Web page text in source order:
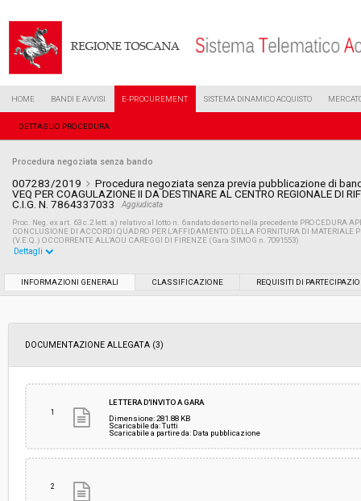
HOME BANDI E AVVISI E-PROCUREMENT SISTEMA DINAMICO ACQUISTO
DETTAGLIO PROCEDURA
Procedura negoziata senza bando
007283/2019
Procedura negoziata senza previa pubblicazione di
VEQ PER COAGULAZIONE II DA DESTINARE AL CENTRO REGIONALE DI
C.I.G. N. 7864337033
Aggiudicata
Proc. Neg. ex art. 63 c.2 lett. a) relativo al lotto n. 6 andato deserto nella precedente PROCEDURA
CONCLUSIONE DI ACCORDI QUADRO PER L’AFFIDAMENTO DELLA FORNITURA DI MATERIALE
(V.E.Q.) OCCORRENTE ALL’AOU CAREGGI DI FIRENZE (Gara SIMOG n. 7091553)
Data pubblicazione:
Svolgimento:
Responsabile attuale:
ESTAR - ENTE DI SUPPORTO TECNICO
Dettagli
INFORMAZIONI GENERALI CLASSIFICAZIONE REQUISITI DI
DOCUMENTAZIONE ALLEGATA (3)
1
LETTERA D'INVITO A GARA
Dimensione: 281.88 KB
Scaricabile da: Tutti
Scaricabile a partire da: Data pubblicazione
2